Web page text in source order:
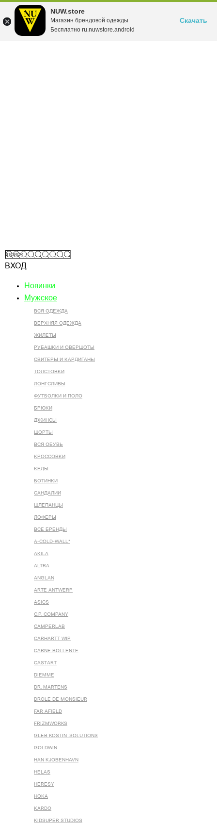
NUW.store
Магазин брендовой одежды
Бесплатно ru.nuwstore.android
Скачать
ВХОД
Новинки
Мужское
ВСЯ ОДЕЖДА
ВЕРХНЯЯ ОДЕЖДА
ЖИЛЕТЫ
РУБАШКИ И ОВЕРШОТЫ
СВИТЕРЫ И КАРДИГАНЫ
ТОЛСТОВКИ
ЛОНГСЛИВЫ
ФУТБОЛКИ И ПОЛО
БРЮКИ
ДЖИНСЫ
ШОРТЫ
ВСЯ ОБУВЬ
КРОССОВКИ
КЕДЫ
БОТИНКИ
САНДАЛИИ
ШЛЕПАНЦЫ
ЛОФЕРЫ
ВСЕ БРЕНДЫ
A-COLD-WALL*
AKILA
ALTRA
ANGLAN
ARTE ANTWERP
ASICS
C.P. COMPANY
CAMPERLAB
CARHARTT WIP
CARNE BOLLENTE
CASTART
DIEMME
DR. MARTENS
DROLE DE MONSIEUR
FAR AFIELD
FRIZMWORKS
GLEB KOSTIN .SOLUTIONS
GOLDWIN
HAN KJOBENHAVN
HELAS
HERESY
HOKA
KARDO
KIDSUPER STUDIOS